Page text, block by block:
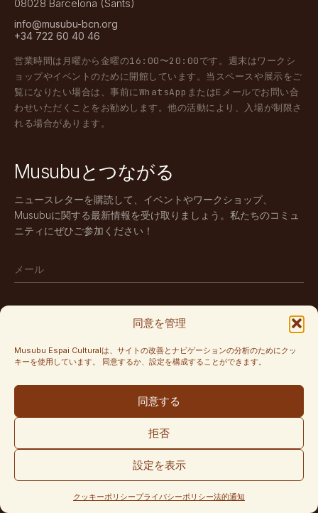
同意を管理
Musubu Espai Culturalは、サイトの改善とナビゲーションの分析のためにクッ
キーを使用しています。 同意するか、設定を構成することができます。
同意する
拒否
設定を表示
クッキーポリシープライバシーポリシー法的通知
08028 Barcelona (Sants)
info@musubu-bcn.org
+34 722 60 40 46
営業時間は月曜から金曜の16:00〜20:00です。週末はワークシ
ョップやイベントのために開館しています。当スペースや展示をご
覧になりたい場合は、事前にWhatsAppまたはEメールでお問い合
わせいただくことをお勧めします。他の活動により、入場が制限さ
れる場合があります。
Musubuとつながる
ニュースレターを購読して、イベントやワークショップ、
Musubuに関する最新情報を受け取りましょう。私たちのコミュ
ニティにぜひご参加ください！
フォローする
プライバシーポリシークッキーポリシー法的通知